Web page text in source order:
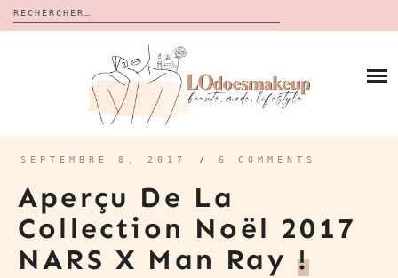
Rechercher :
CALENDRIERS DE L’AVENT
BON PLAN
À PROPOS
CONTACT
SEPTEMBRE 8, 2017 / 6 COMMENTS
Aperçu De La
Collection Noël 2017
NARS X Man Ray!